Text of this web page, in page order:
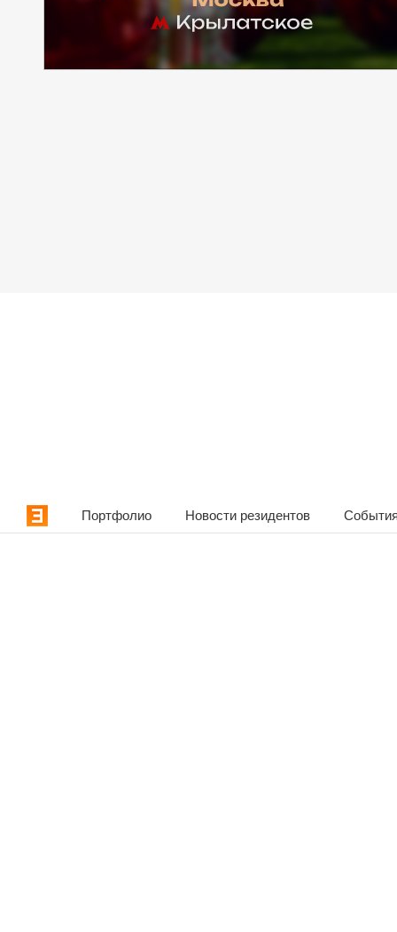
Портфолио Новости резидентов